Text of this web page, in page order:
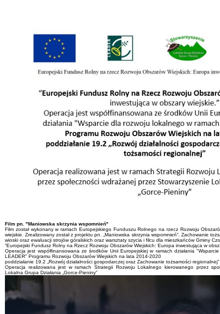
Film pn. "Maniowska skrzynia wspomnień"
Film został wykonany w ramach Europejskiego Funduszu Rolnego na rzecz Rozwoju
wiejskie. Zrealizowany został z projektu pn. „Maniowska skrzynia wspomnień”. Zachowanie
wioski oraz ewaluacji strojów góralskich oraz warsztaty szycia i filcu dla mieszkańców Gminy
“Europejski Fundusz Rolny na Rzecz Rozwoju Obszarów Wiejskich: Europa inwestująca w
Operacja jest współfinansowana ze środków Unii Europejskiej w ramach działania
LEADER" Programu Rozwoju Obszarów Wiejskich na lata 2014-2020
poddziałanie 19.2 „Rozwój działalności gospodarczej oraz Zachowanie tożsamości regionalnej”
Operacja realizowana jest w ramach Strategii Rozwoju Lokalnego kierowanego przez
Lokalna Grupa Działania „Gorce-Pieniny”